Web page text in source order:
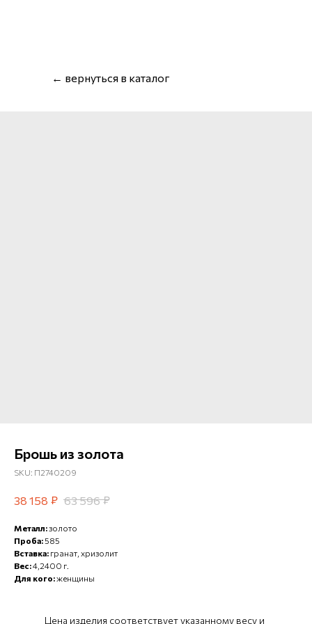
← вернуться в каталог
Брошь из золота
SKU: П2740209
38 158 ₽ 63 596 ₽
Металл:золото
Проба:585
Вставка: гранат, хризолит
Вес:4,2400 г.
Для кого:женщины
Цена изделия соответствует указанному весу и